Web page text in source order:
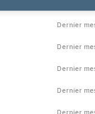
Dernier
Dernier
Dernier
Dernier